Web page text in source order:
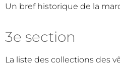
Un bref historique de la
3e section
La liste des collections des